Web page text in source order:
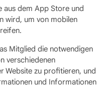
aus dem App Store und
wird, um von mobilen
Mitglied die notwendigen
verschiedenen
Website zu profitieren, und
und Informationen